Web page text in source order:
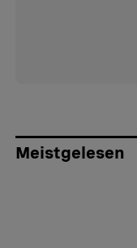
Meistgelesen